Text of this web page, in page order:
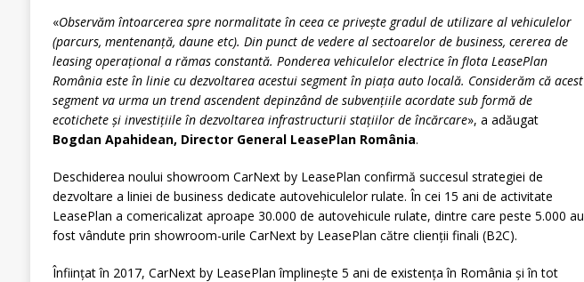
«Observăm întoarcerea spre normalitate în ceea ce privește gradul de utilizare al vehiculelor
(parcurs, mentenanță, daune etc). Din punct de vedere al sectoarelor de business, cererea de
leasing operațional a rămas constantă. Ponderea vehiculelor electrice în flota LeasePlan
România este în linie cu dezvoltarea acestui segment în piața auto locală. Considerăm că acest
segment va urma un trend ascendent depinzând de subvențiile acordate sub formă de
ecotichete și investițiile în dezvoltarea infrastructurii stațiilor de încărcare», a adăugat
Bogdan Apahidean, Director General LeasePlan România.
Deschiderea noului showroom CarNext by LeasePlan confirmă succesul strategiei de
dezvoltare a liniei de business dedicate autovehiculelor rulate. În cei 15 ani de activitate
LeasePlan a comericalizat aproape 30.000 de autovehicule rulate, dintre care peste 5.000 au
fost vândute prin showroom-urile CarNext by LeasePlan către clienții finali (B2C).
Înființat în 2017, CarNext by LeasePlan împlinește 5 ani de existența în România și în tot